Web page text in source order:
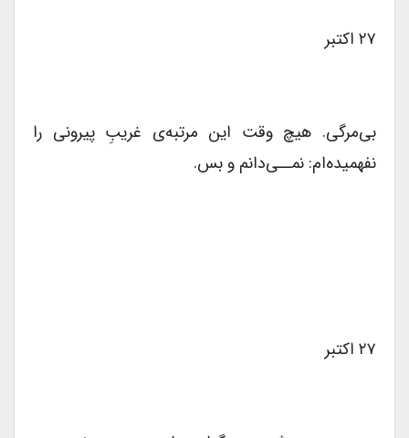
۲۷ اکتبر
بی‌مرگی. هیچ وقت این مرتبه‌ی غریبِ پیرونی را
نفهمیده‌ام: نمــی‌دانم و بس.
۲۷ اکتبر